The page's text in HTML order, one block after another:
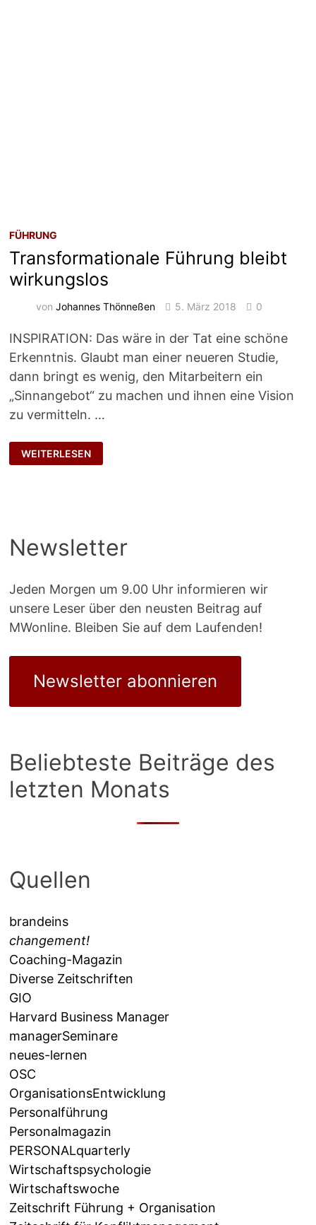
FÜHRUNG
Transformationale Führung bleibt
wirkungslos
vonJohannes Thönneßen 5. März 2018 0
INSPIRATION: Das wäre in der Tat eine schöne
Erkenntnis. Glaubt man einer neueren Studie,
dann bringt es wenig, den Mitarbeitern ein
„Sinnangebot“ zu machen und ihnen eine Vision
zu vermitteln. …
TRANSFORMATIONALE
FÜHRUNG
BLEIBT
WEITERLESEN
Newsletter
Jeden Morgen um 9.00 Uhr informieren wir
unsere Leser über den neusten Beitrag auf
MWonline. Bleiben Sie auf dem Laufenden!
Newsletter abonnieren
Beliebteste Beiträge des
letzten Monats
Quellen
brandeins
changement!
Coaching-Magazin
Diverse Zeitschriften
GIO
Harvard Business Manager
managerSeminare
neues-lernen
OSC
OrganisationsEntwicklung
Personalführung
Personalmagazin
PERSONALquarterly
Wirtschaftspsychologie
Wirtschaftswoche
Zeitschrift Führung + Organisation